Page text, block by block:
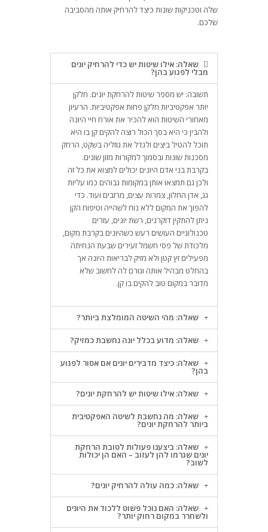
שלה וטכניקות שונות כיצד להרחיק אותה מהסביבה
שלכם.
שאלה: אילו שיטות יש כדי להרחיק יונים
מבלי לפגוע בהן?
תשובה: יש מספר שיטות להרחקת יונים. חלקן
יותר אפקטיביות חלקן פחות אפקטיביות. הרעיון
מאחורי השיטות הוא להכיר את אורח חיי היונה
ולהבין כי היא בסך הכול רוצה להקים קן בו היא
תוכל להטיל ביצים ולגדל את גוזליה בשקט, הרחק
מסכנות שונות ובסמוך למקורות מזון שונים.
בקרבת בני אדם היונים יכולים למצוא את כל זה
ולכן גם תמצאו אותן במקומות גבוהים כמו עליות
גג, אדן החלון, צמרות עצים, מרזבים ועוד. כדי
להפוך את המקום ללא נוח לשהייה וטיפוח הקן
ניתן להתקין דוקרנים, רשת יונים, עזרים
טכנולוגיים העושים רעש כשהיונים בקרבת מקום,
מלכודת של פסי חשמל זעירים שבעת הנחיתה
מפעילים זץ קטן ולא מזיק לבריאות היונה אך
בהחלט מבהיל אותה וגורם לה לחשוב שלא
מדובר במקום טוב להקים בו קן.
שאלה: מהי השיטה המומלצת ביותר?
שאלה: מדוע בכלל יונה נחשבת כמזיק?
שאלה: כיצד מדבירים יונים אם אסור לפגוע
בהן?
שאלה: אילו שיטות יש להרחקת יונים?
שאלה: מה נחשבת לשיטה האפקטיבית
ביותר להרחקת יונים?
שאלה: ביצענו פעולות לטובת הרחקת
יונים שגרמו להן לעזוב – האם הן יכולות
לשוב?
שאלה: כמה עולה להרחיק יונים?
שאלה: האם נוכל פשוט ללכוד את היונים
ולשחרר במקום רחוק יותר?